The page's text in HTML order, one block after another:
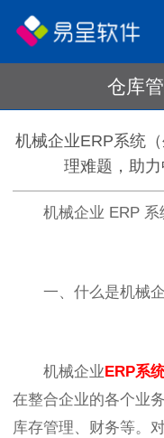
仓库
机械企业ERP系统
理难题，助
机械企业 ERP 系
一、什么是机械企
机械企业ERP系
在整合企业的各个业
库存管理、财务等。